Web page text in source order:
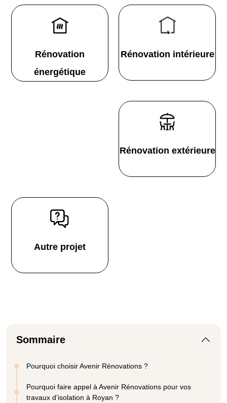
Rénovation
énergétique
Rénovation intérieure
Rénovation extérieure
Autre projet
Sommaire
Pourquoi choisir Avenir Rénovations ?
Pourquoi faire appel à Avenir Rénovations pour vos
travaux d’isolation à Royan ?